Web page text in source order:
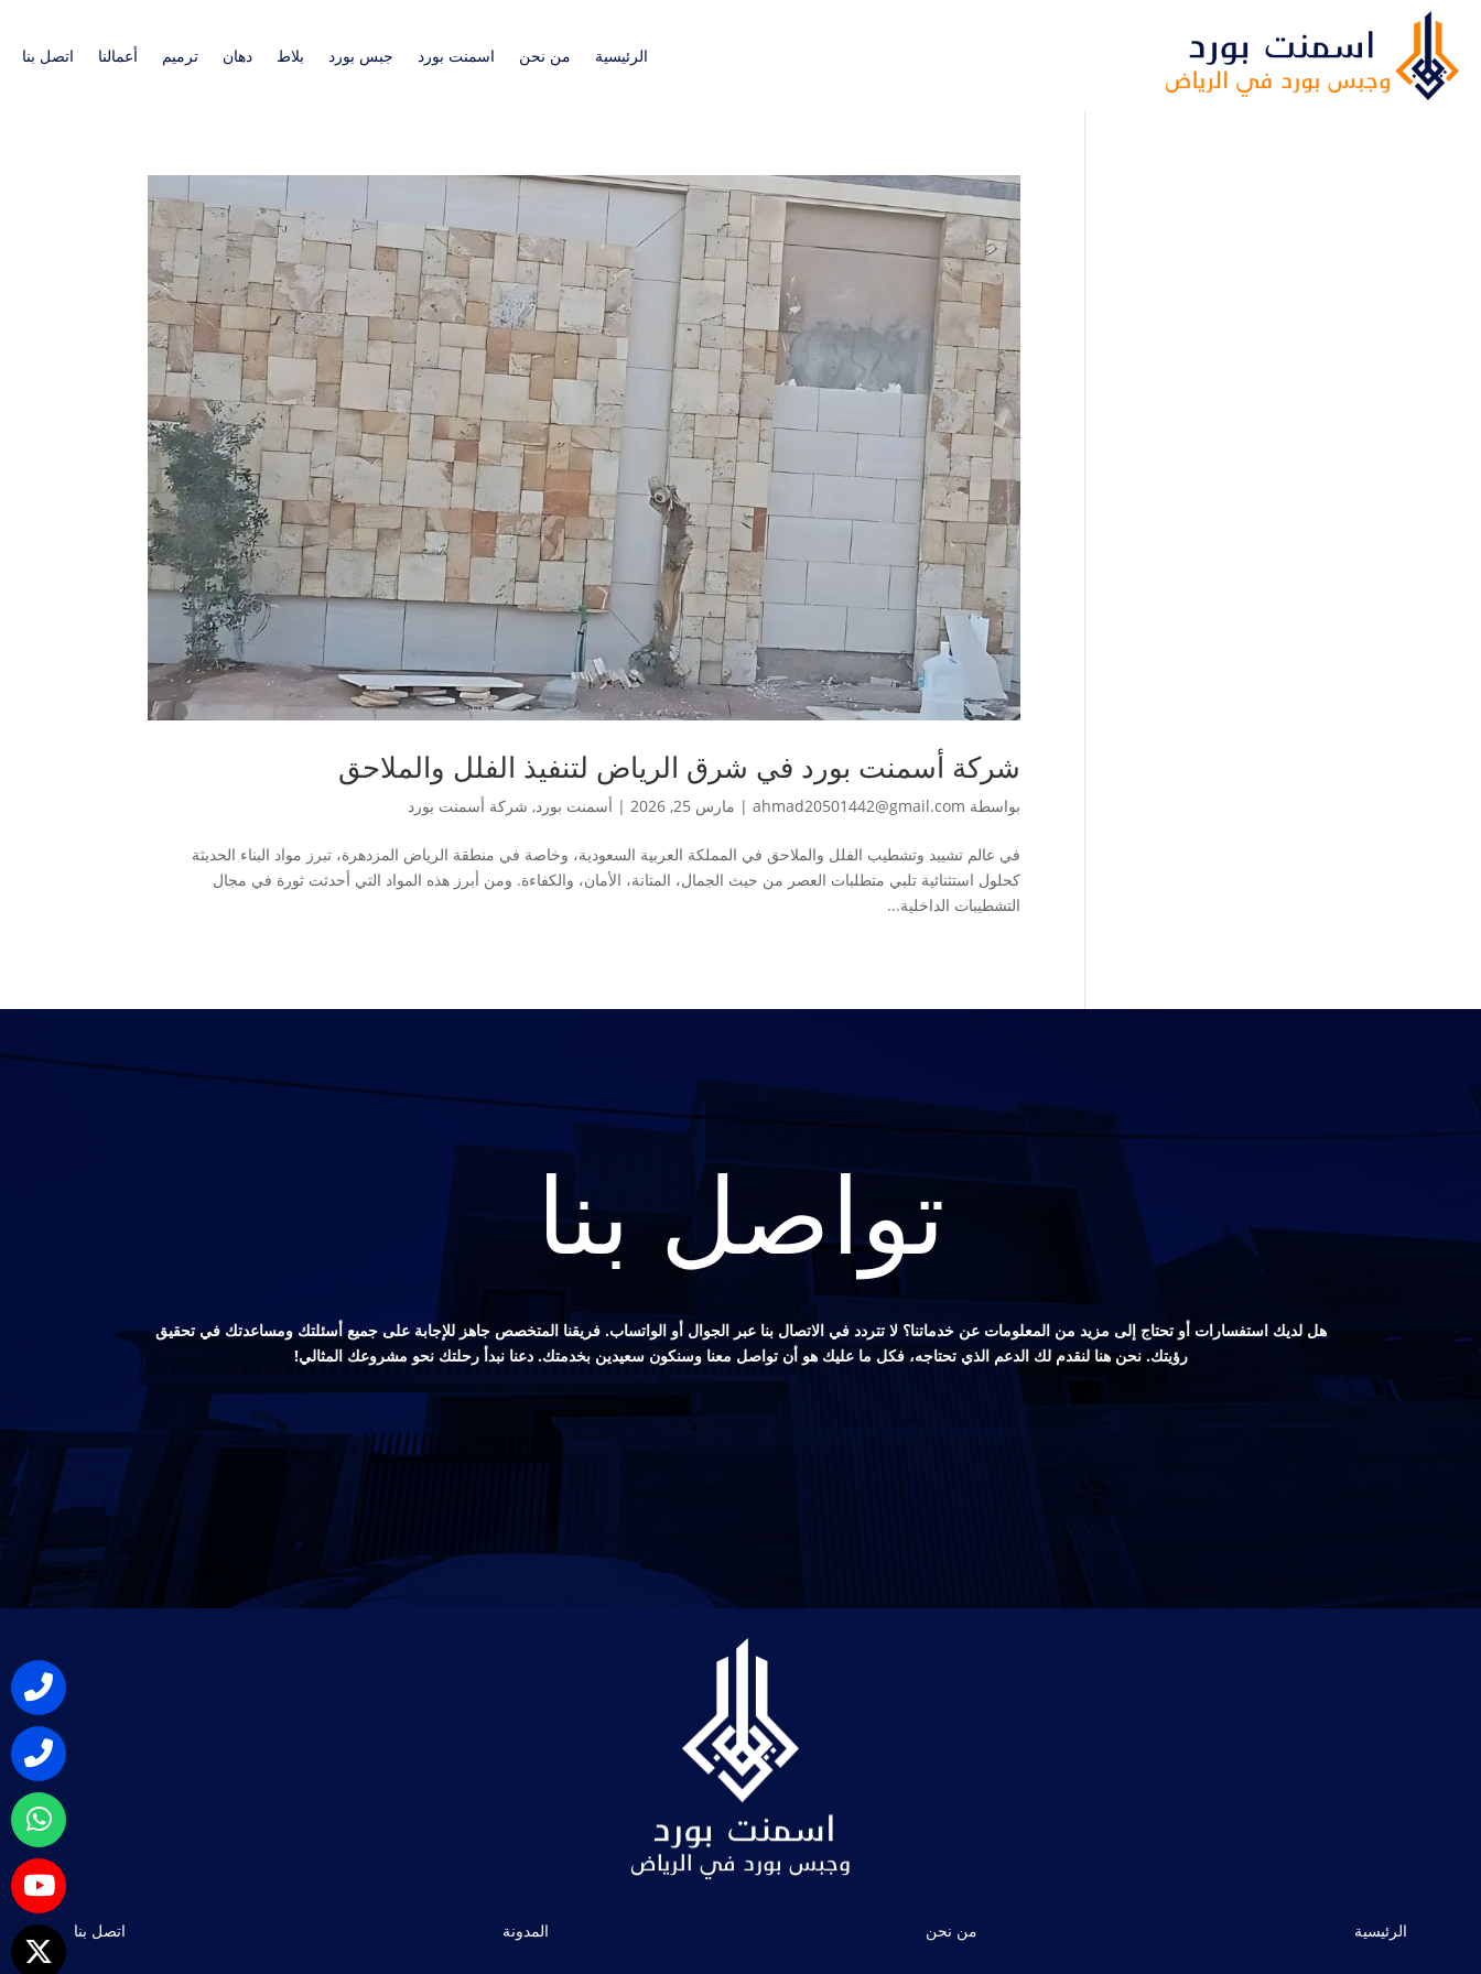
الرئيسية من نحن اسمنت بورد جبس بورد بلاط دهان ترميم أعمالنا اتصل بنا
شركة أسمنت بورد في شرق الرياض لتنفيذ الفلل والملاحق
بواسطة ahmad20501442@gmail.com
| مارس 25, 2026 | أسمنت بورد, شركة أسمنت بورد
في عالم تشييد وتشطيب الفلل والملاحق في المملكة العربية السعودية، وخاصة في منطقة الرياض المزدهرة، تبرز مواد البناء الحديثة
كحلول استثنائية تلبي متطلبات العصر من حيث الجمال، المتانة، الأمان، والكفاءة. ومن أبرز هذه المواد التي أحدثت ثورة في مجال
التشطيبات الداخلية...
تواصل بنا
هل لديك استفسارات أو تحتاج إلى مزيد من المعلومات عن خدماتنا؟ لا تتردد في الاتصال بنا عبر الجوال أو الواتساب. فريقنا المتخصص جاهز للإجابة على جميع أسئلتك ومساعدتك في تحقيق
رؤيتك. نحن هنا لنقدم لك الدعم الذي تحتاجه، فكل ما عليك هو أن تواصل معنا وسنكون سعيدين بخدمتك. دعنا نبدأ رحلتك نحو مشروعك المثالي!
الرئيسية من نحن المدونة اتصل بنا